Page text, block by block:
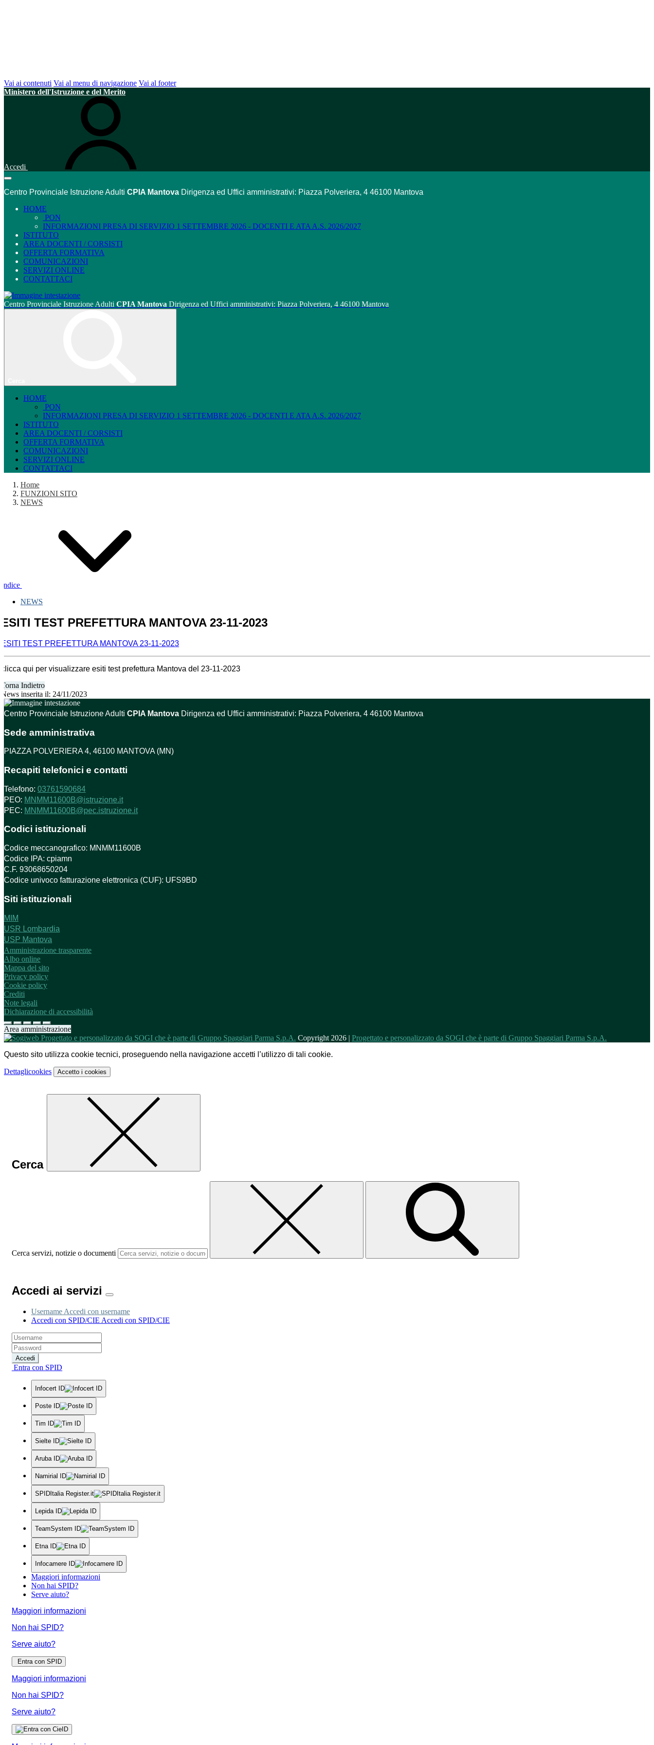
Vai ai contenuti Vai al menu di navigazione Vai al footer
Ministero dell'Istruzione e del Merito
Accedi
Centro Provinciale Istruzione Adulti CPIA Mantova Dirigenza ed Uffici amministrativi: Piazza Polveriera, 4 46100 Mantova
HOME
PON
INFORMAZIONI PRESA DI SERVIZIO 1 SETTEMBRE 2026 - DOCENTI E ATA A.S. 2026/2027
ISTITUTO
AREA DOCENTI / CORSISTI
OFFERTA FORMATIVA
COMUNICAZIONI
SERVIZI ONLINE
CONTATTACI
Centro Provinciale Istruzione Adulti CPIA Mantova Dirigenza ed Uffici amministrativi: Piazza Polveriera, 4 46100 Mantova
HOME
PON
INFORMAZIONI PRESA DI SERVIZIO 1 SETTEMBRE 2026 - DOCENTI E ATA A.S. 2026/2027
ISTITUTO
AREA DOCENTI / CORSISTI
OFFERTA FORMATIVA
COMUNICAZIONI
SERVIZI ONLINE
CONTATTACI
Home
FUNZIONI SITO
NEWS
Indice
NEWS
ESITI TEST PREFETTURA MANTOVA 23-11-2023
ESITI TEST PREFETTURA MANTOVA 23-11-2023
clicca qui per visualizzare esiti test prefettura Mantova del 23-11-2023
Torna Indietro
News inserita il: 24/11/2023
Centro Provinciale Istruzione Adulti CPIA Mantova Dirigenza ed Uffici amministrativi: Piazza Polveriera, 4 46100 Mantova
Sede amministrativa
PIAZZA POLVERIERA 4, 46100 MANTOVA (MN)
Recapiti telefonici e contatti
Telefono: 03761590684
PEO: MNMM11600B@istruzione.it
PEC: MNMM11600B@pec.istruzione.it
Codici istituzionali
Codice meccanografico: MNMM11600B
Codice IPA: cpiamn
C.F. 93068650204
Codice univoco fatturazione elettronica (CUF): UFS9BD
Siti istituzionali
MIM
USR Lombardia
USP Mantova
Amministrazione trasparente
Albo online
Mappa del sito
Privacy policy
Cookie policy
Crediti
Note legali
Dichiarazione di accessibilità
Area amministrazione
Copyright 2026 | Progettato e personalizzato da SOGI che è parte di Gruppo Spaggiari Parma S.p.A.
Questo sito utilizza cookie tecnici, proseguendo nella navigazione accetti l’utilizzo di tali cookie.
Dettaglicookies Accetto i cookies
Cerca
Cerca servizi, notizie o documenti
Accedi ai servizi
Username Accedi con username
Accedi con SPID/CIE Accedi con SPID/CIE
Accedi
Entra con SPID
Infocert ID
Poste ID
Tim ID
Sielte ID
Aruba ID
Namirial ID
SPIDItalia Register.it
Lepida ID
TeamSystem ID
Etna ID
Infocamere ID
Maggiori informazioni
Non hai SPID?
Serve aiuto?
Maggiori informazioni
Non hai SPID?
Serve aiuto?
Entra con SPID
Maggiori informazioni
Non hai SPID?
Serve aiuto?